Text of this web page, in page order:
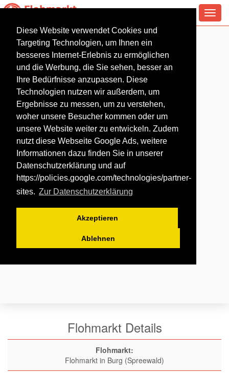
Diese Website verwendet Cookies und
Targeting Technologien, um Ihnen ein
besseres Internet-Erlebnis zu ermöglichen
und die Werbung, die Sie sehen, besser an
Ihre Bedürfnisse anzupassen. Diese
Technologien nutzen wir außerdem, um
Ergebnisse zu messen, um zu verstehen,
woher unsere Besucher kommen oder um
unsere Website weiter zu entwickeln. Zudem
nutzt diese Webseite Google Ads, weitere
Informationen dazu finden Sie in unserer
Datenschutzerklärung und auf
https://policies.google.com/technologies/partner-
sites. Zur Datenschutzerklärung
Akzeptieren
Ablehnen
Flohmarkt in Burg
(Spreewald)
Flohmarkt Details
Flohmarkt:
Flohmarkt in Burg (Spreewald)